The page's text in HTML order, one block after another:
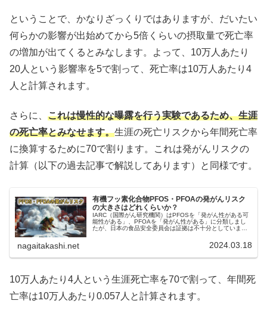
ということで、かなりざっくりではありますが、だいたい
何らかの影響が出始めてから5倍くらいの摂取量で死亡率
の増加が出てくるとみなします。よって、10万人あたり
20人という影響率を5で割って、死亡率は10万人あたり4
人と計算されます。
さらに、 これは慢性的な曝露を行う実験であるため、生涯
の死亡率とみなせます。生涯の死亡リスクから年間死亡率
に換算するために70で割ります。これは発がんリスクの
計算（以下の過去記事で解説してあります）と同様です。
有機フッ素化合物PFOS・PFOAの発がんリスク
の大きさはどれくらいか？
IARC（国際がん研究機関）はPFOSを「発がん性がある可
能性がある」、PFOAを「発がん性がある」に分類しまし
たが、日本の食品安全委員会は証拠は不十分としていま
合の発がんリスクを計算した結果を紹介します。
nagaitakashi.net 2024.03.18
10万人あたり4人という生涯死亡率を70で割って、年間死
亡率は10万人あたり0.057人と計算されます。